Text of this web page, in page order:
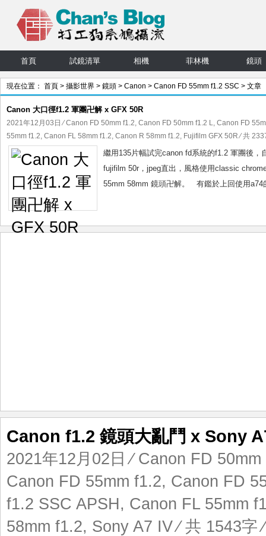
首頁 試鏡清單 相機 菲林機 鏡頭
現在位置： 首頁 > 攝影世界 > 鏡頭 > Canon > Canon FD 55mm f1.2 SSC > 文章
Canon 大口徑f1.2 軍團卍解 x GFX 50R
2021年12月03日 ⁄Canon FD 50mm f1.2, Canon FD 50mm f1.2 L, Canon FD
55mm f1.2, Canon FL 58mm f1.2, Canon R 58mm f1.2, Fujifilm GFX 50R⁄ 共
繼用135片幅試完canon fd系統的f1.2 軍團後
fujifilm 50r，jpeg直出，風格使用classic
55mm 58mm 鏡頭卍解。 有鑑於上回使用a74
Canon f1.2 鏡頭大亂鬥 x Sony
2021年12月02日 ⁄ Canon FD 50mm
Canon FD 55mm f1.2, Canon FD
f1.2 SSC APSH, Canon FL 55mm
58mm f1.2, Sony A7 IV⁄ 共 1543字